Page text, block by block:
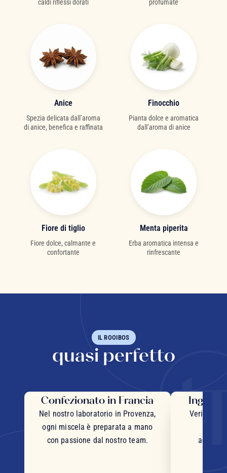
caldi riflessi dorati
profumate
Anice
Spezia delicata dall’aroma
di anice, benefica e raffinata
Finocchio
Pianta dolce e aromatica
dall’aroma di anice
Fiore di tiglio
Fiore dolce, calmante e
confortante
Menta piperita
Erba aromatica intensa e
rinfrescante
IL ROOIBOS
quasi perfetto
Confezionato in Francia
Nel nostro laboratorio in Provenza,
ogni miscela è preparata a mano
con passione dal nostro team.
Veri pezzi